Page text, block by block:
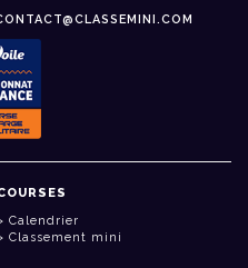
Calendrier
Classement mini